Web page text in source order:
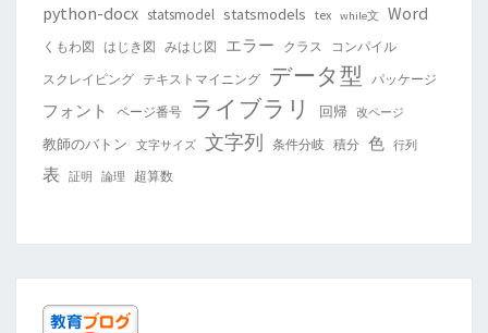
python-docx statsmodel statsmodels tex while文 Word
くもわ図 はじき図 みはじ図 エラー クラス
コンパイル
スクレイピング テキストマイニング データ型 パッケージ
フォント ページ番号 ライブラリ 回帰 改ページ
教師のバトン 文字サイズ 文字列 条件分岐 積分 色 行列
表 証明 論理 超算数